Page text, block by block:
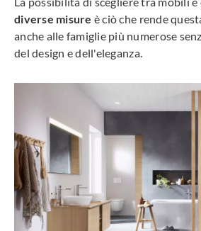
diverse misure è ciò che rende
anche alle famiglie più numerose
del design e dell'eleganza.